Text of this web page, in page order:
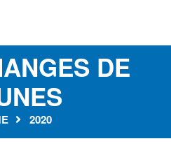
DE
2020